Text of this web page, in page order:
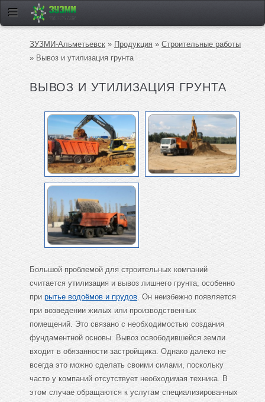
ЗУЗМИ-Альметьевск » Продукция » Строительные работы
» Вывоз и утилизация грунта
ВЫВОЗ И УТИЛИЗАЦИЯ ГРУНТА
Большой проблемой для строительных компаний
считается утилизация и вывоз лишнего грунта, особенно
при рытье водоёмов и прудов. Он неизбежно появляется
при возведении жилых или производственных
помещений. Это связано с необходимостью создания
фундаментной основы. Вывоз освободившейся земли
входит в обязанности застройщика. Однако далеко не
всегда это можно сделать своими силами, поскольку
часто у компаний отсутствует необходимая техника. В
этом случае обращаются к услугам специализированных